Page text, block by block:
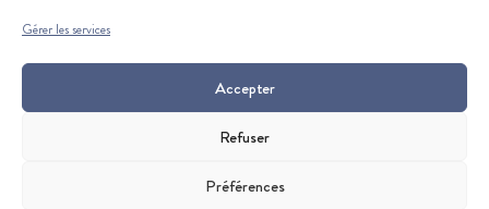
Gérer les services
Accepter
Refuser
Préférences
CONTACTEZ-NOUS
SUIVEZ-NOUS